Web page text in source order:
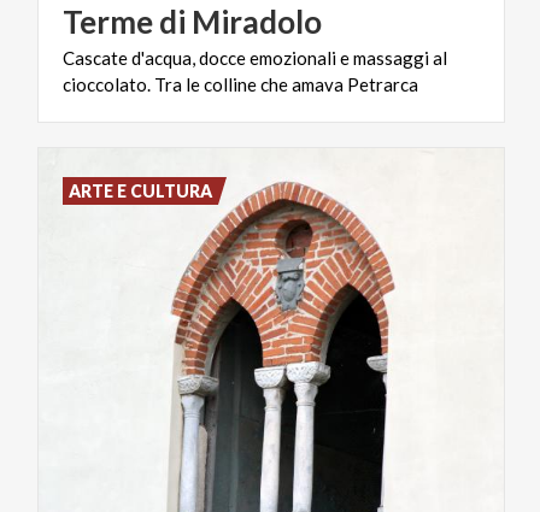
Termedi Miradolo
Cascated'acqua,docceemozionaliemassaggial
cioccolato. Tra lecollinecheamava Petrarca
ARTE E CULTURA